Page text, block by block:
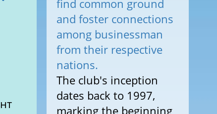
find common ground
and foster connections
among businessman
from their respective
nations.
The club's inception
dates back to 1997,
marking the beginning